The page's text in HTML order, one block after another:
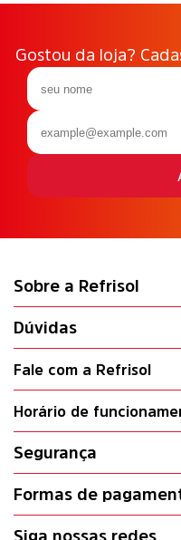
Gostou da loja?
Sobre a Refrisol
Dúvidas
Fale com a Refrisol
Horário de
Segurança
Formas de
Siga nossas redes